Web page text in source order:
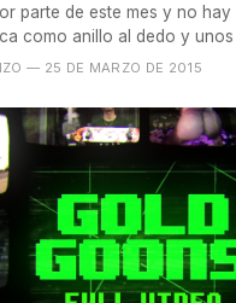
parte de este mes y no
como anillo al dedo y
— 25 DE MARZO DE 2015